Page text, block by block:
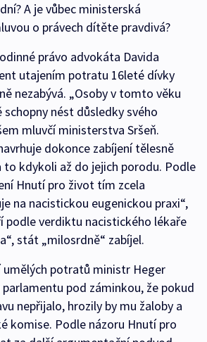
A je vůbec ministerská
o právech dítěte pravdivá?
právo advokáta Davida
utajením potratu 16leté dívky
nezabývá. „Osoby v tomto věku
nést důsledky svého
mluvčí ministerstva Sršeň.
dokonce zabíjení tělesně
to kdykoli až do jejich porodu. Podle
Hnutí pro život tím zcela
na nacistickou eugenickou praxi“,
podle verdiktu nacistického lékaře
stát „milosrdně“ zabíjel.
umělých potratů ministr Heger
pod záminkou, že pokud
nepřijalo, hrozily by mu žaloby a
komise. Podle názoru Hnutí pro